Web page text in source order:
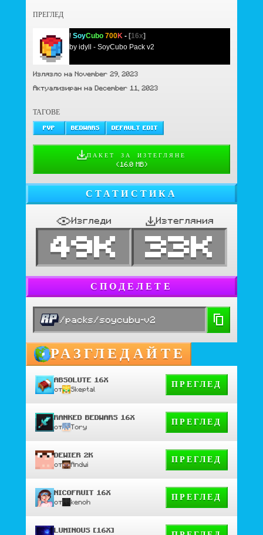
ПРЕГЛЕД
! SoyCubo 700K - [16x]
by idyll - SoyCubo Pack v2
Излязло на November 29, 2023
Актуализиран на December 11, 2023
ТАГОВЕ
PVP BEDWARS DEFAULT EDIT
ПАКЕТ ЗА ИЗТЕГЛЯНЕ
(16.0 MB)
СТАТИСТИКА
Изгледи
49K
Изтегляния
33K
СПОДЕЛЕТЕ
/packs/soycubu-v2
РАЗГЛЕДАЙТЕ
ABSOLUTE 16X
от Skeptal
ПРЕГЛЕД
RANKED BEDWARS 16X
от Tory
ПРЕГЛЕД
DEWIER 2K
от Andwi
ПРЕГЛЕД
NICOFRUIT 16X
от kenoh
ПРЕГЛЕД
LUMINOUS [16X]